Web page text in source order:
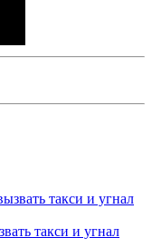
такси и угнал